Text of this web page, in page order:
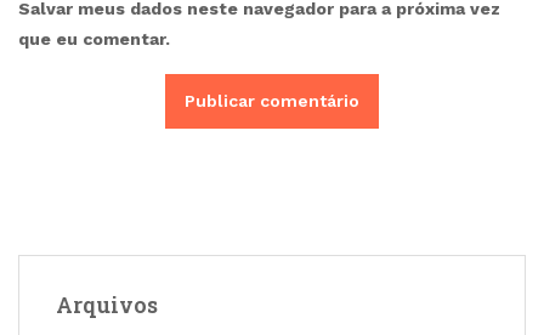
Salvar meus dados neste navegador para a próxima vez
que eu comentar.
Arquivos